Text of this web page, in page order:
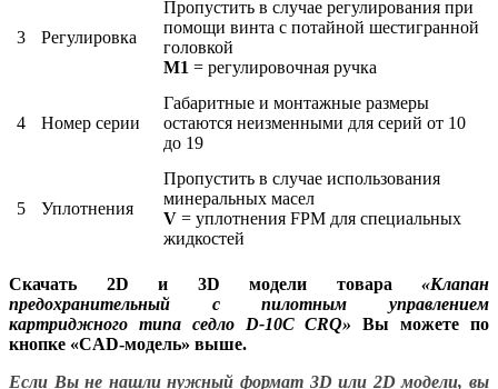
3 Регулировка
Пропустить в случае регулирования при
помощи винта с потайной шестигранной
головкой
M1 = регулировочная ручка
4 Номер серии
Габаритные и монтажные размеры
остаются неизменными для серий от 10
до 19
5 Уплотнения
Пропустить в случае использования
минеральных масел
V = уплотнения FPM для специальных
жидкостей
Скачать 2D и 3D модели товара «Клапан
предохранительный с пилотным управлением
картриджного типа седло D-10C CRQ» Вы можете по
кнопке «CAD-модель» выше.
Если Вы не нашли нужный формат 3D или 2D модели, вы